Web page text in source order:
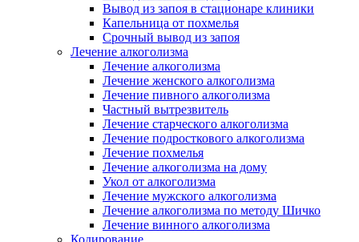
Вывод из запоя в стационаре клиники
Капельница от похмелья
Срочный вывод из запоя
Лечение алкоголизма
Лечение алкоголизма
Лечение женского алкоголизма
Лечение пивного алкоголизма
Частный вытрезвитель
Лечение старческого алкоголизма
Лечение подросткового алкоголизма
Лечение похмелья
Лечение алкоголизма на дому
Укол от алкоголизма
Лечение мужского алкоголизма
Лечение алкоголизма по методу Шичко
Лечение винного алкоголизма
Кодирование